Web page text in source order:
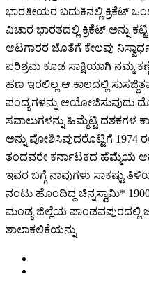
ಭಾರತೀಯರ ಬದುಕಿನಲ್ಲಿ ಕ್ರಿಕೆಟ್
ವಿಚಾರ ಭಾರತದಲ್ಲಿ ಕ್ರಿಕೆಟ್ ಅನ್ನು
ಆಟಗಾರರ ಜೊತೆಗೆ ಕೇಲವು
ಪರಿಶ್ರಮ ಕೂಡ ಸಾಕ್ಷಿಯಾಗಿ ನಮ್ಮ
ಹಣ ಇರಲಿಲ್ಲ ಆ ಕಾಲದಲ್ಲಿ
ಪಂದ್ಯಗಳನ್ನು ಆಯೋಜಿಸುವುದು
ಸವಾಲುಗಳನ್ನು ಹಿಮ್ಮೆಟ್ಟಿ ದಶಕಗಳ
ಅನ್ನು ಪೋಶಿಸಿವುದರೊಟ್ಟಿಗೆ 1974
ತಂದವರೇ ಕರ್ನಾಟಕದ ಹೆಮ್ಮೆಯ
ಇವರ ಬಗ್ಗೆ ನಾವುಗಳು ಸಾಕಷ್ಟು
ನಂಟು ಹೊಂದಿದ್ದ ಚಿನ್ನಸ್ವಾಮಿ*
ಮಂಡ್ಯ ಜಿಲ್ಲೆಯ ಪಾಂಡವಪುರದಲ್ಲಿ
ಶಾಲಾಕಲಿಕೆಯನ್ನು